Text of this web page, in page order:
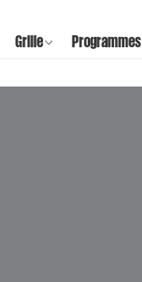
Grille Programmes